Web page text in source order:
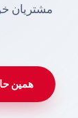
مشتریان
همین